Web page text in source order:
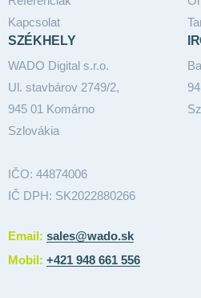
Kapcsolat
SZÉKHELY
WADO Digital s.r.o.
Ul. stavbárov 2749/2,
945 01 Komárno
Szlovákia
IČO: 44874006
IČ DPH: SK2022880266
Email: sales@wado.sk
Mobil: +421 948 661 556